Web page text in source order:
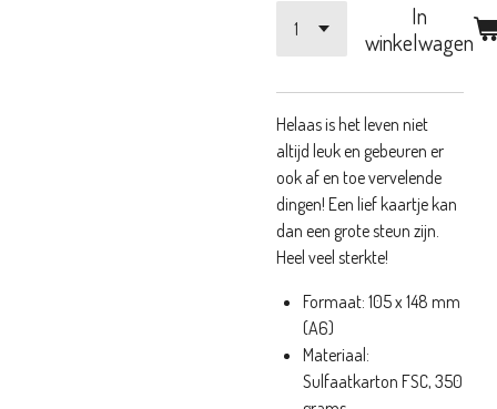
In
winkelwagen
Helaas is het leven niet
altijd leuk en gebeuren er
ook af en toe vervelende
dingen! Een lief kaartje kan
dan een grote steun zijn.
Heel veel sterkte!
Formaat: 105 x 148 mm
(A6)
Materiaal:
Sulfaatkarton FSC, 350